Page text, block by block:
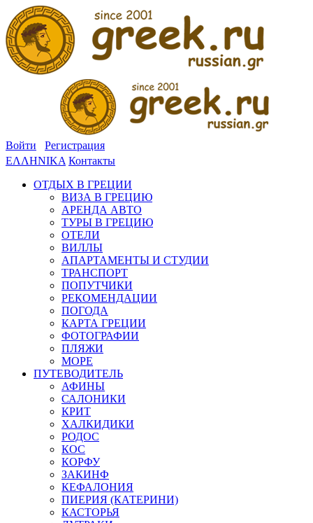
Войти
Регистрация
ΕΛΛΗΝΙΚΑ Контакты
ОТДЫХ В ГРЕЦИИ
ВИЗА В ГРЕЦИЮ
АРЕНДА АВТО
ТУРЫ В ГРЕЦИЮ
ОТЕЛИ
ВИЛЛЫ
АПАРТАМЕНТЫ И СТУДИИ
ТРАНСПОРТ
ПОПУТЧИКИ
РЕКОМЕНДАЦИИ
ПОГОДА
КАРТА ГРЕЦИИ
ФОТОГРАФИИ
ПЛЯЖИ
МОРЕ
ПУТЕВОДИТЕЛЬ
АФИНЫ
САЛОНИКИ
КРИТ
ХАЛКИДИКИ
РОДОС
КОС
КОРФУ
ЗАКИНФ
КЕФАЛОНИЯ
ПИЕРИЯ (КАТЕРИНИ)
КАСТОРЬЯ